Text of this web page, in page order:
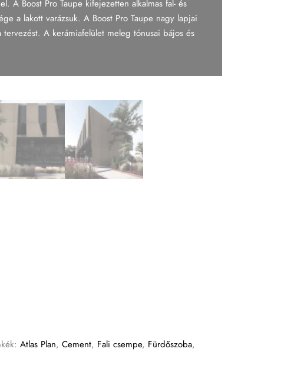
A Boost Pro Taupe kifejezetten alkalmas fal- és
a lakott varázsuk. A Boost Pro Taupe nagy lapjai
A kerámiafelület meleg tónusai bájos és
Atlas Plan, Cement, Fali csempe, Fürdőszoba,